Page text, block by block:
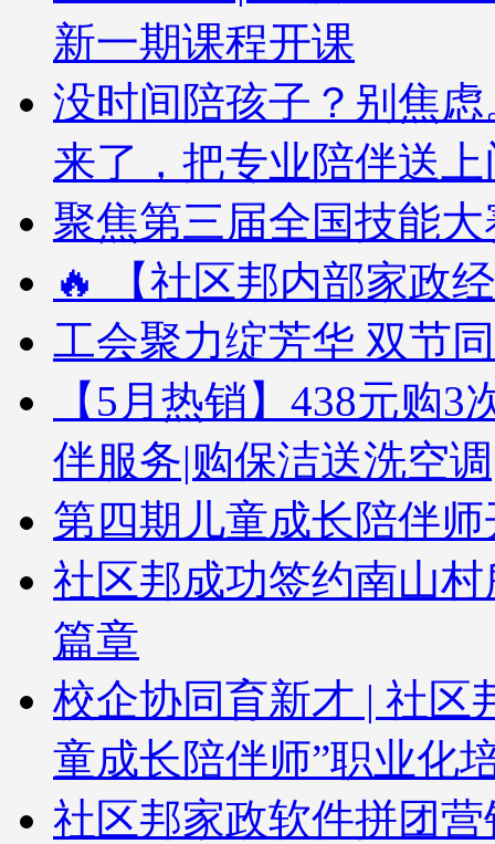
新一期课程开课
没时间陪孩子？别焦
来了，把专业陪伴送上
聚焦第三届全国技能
🔥 【社区邦内部家政
工会聚力绽芳华 双节
【5月热销】438元购
伴服务|购保洁送洗空
第四期儿童成长陪伴
社区邦成功签约南山
篇章
校企协同育新才 | 社区
童成长陪伴师”职业化
社区邦家政软件拼团